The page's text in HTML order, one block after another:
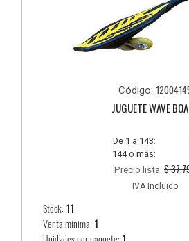
Código:
JUGUETE WAVE
De 1 a 143:
144 o más:
Precio lista: $
IVA Incluido
Stock: 11
Venta mínima: 1